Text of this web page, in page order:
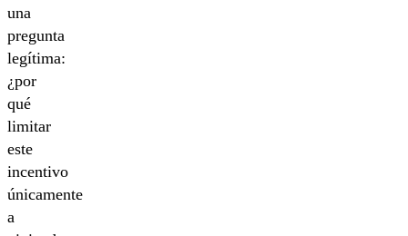
una
pregunta
legítima:
¿por
qué
limitar
este
incentivo
únicamente
a